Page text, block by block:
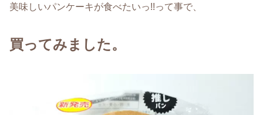
美味しいパンケーキが食べたいっ!!って事で、
買ってみました。